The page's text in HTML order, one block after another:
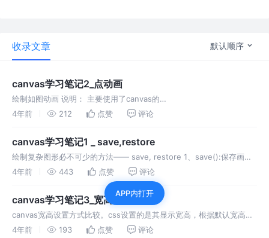
收录文章 默认顺序
canvas学习笔记2_点动画
绘制如图动画 说明： 主要使用了canvas的
globalCompositeOperation属性，从而实现图像的合成。
4年前 212 点赞 评论
canvas学习笔记1 _ save,restore
绘制复杂图形必不可少的方法—— save, restore 1、save():保存画布
(canvas)的所有状态，会被存储到状态栈中。 一个绘画状态包括： 当
前应用的变形（即移动，旋转和缩放） 以及下
4年前 443 点赞 评论
canvas学习笔记3_宽高设置
canvas宽高设置方式比较。css设置的是其显示宽高，根据默认宽高比
300*150 进行缩放显示，最准确的是设置其标签的属性width，
4年前 193 点赞 评论
APP内打开